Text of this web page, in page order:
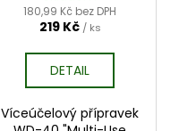
180,99 Kč bez DPH
219 Kč / ks
DETAIL
Víceúčelový přípravek